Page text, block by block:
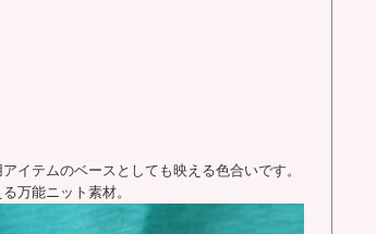
イテムのベースとしても映える色合いです。
万能ニット素材。